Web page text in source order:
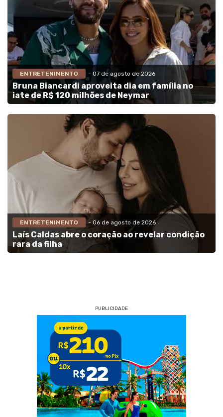
ENTRETENIMENTO - 07 de agosto de 2026
Bruna Biancardi aproveita dia em família no
iate de R$ 120 milhões de Neymar
ENTRETENIMENTO - 06 de agosto de 2026
Laís Caldas abre o coração ao revelar condição
rara da filha
PUBLICIDADE